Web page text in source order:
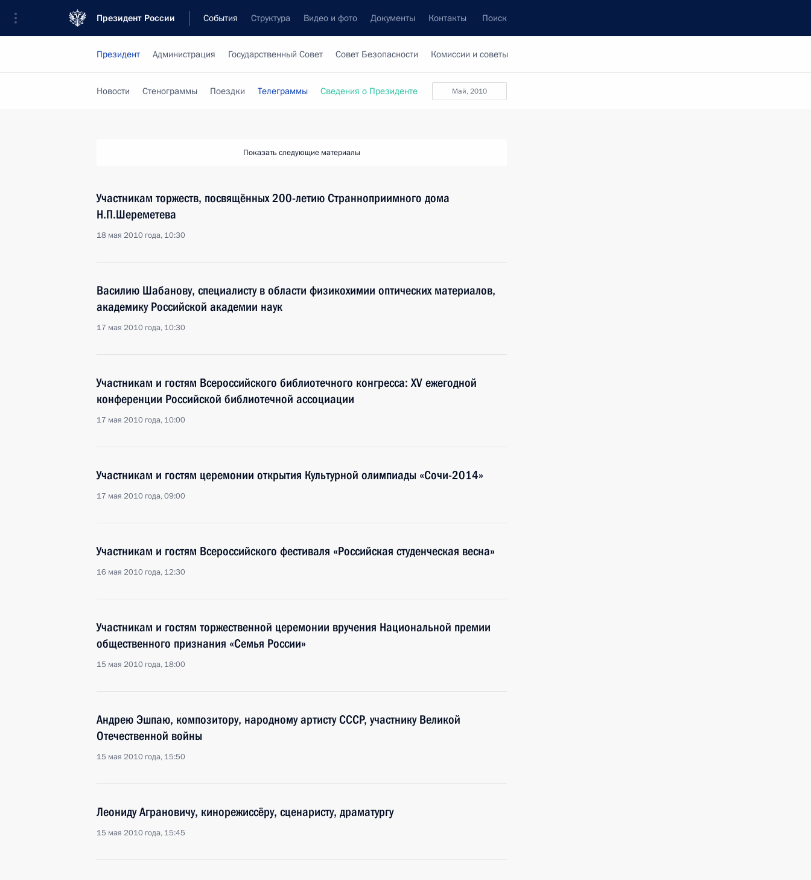
Президент России События Структура Видео и фото Документы Контакты Поиск
Президент Администрация Государственный Совет Совет Безопасности Комиссии и советы
Май, 2010
Новости Стенограммы Поездки Телеграммы Сведения о Президенте
Показать следующие материалы
Участникам торжеств, посвящённых 200-летию Странноприимного дома
Н.П.Шереметева
18 мая 2010 года, 10:30
Василию Шабанову, специалисту в области физикохимии оптических материалов,
академику Российской академии наук
17 мая 2010 года, 10:30
Участникам и гостям Всероссийского библиотечного конгресса: XV ежегодной
конференции Российской библиотечной ассоциации
17 мая 2010 года, 10:00
Участникам и гостям церемонии открытия Культурной олимпиады «Сочи-2014»
17 мая 2010 года, 09:00
Участникам и гостям Всероссийского фестиваля «Российская студенческая весна»
16 мая 2010 года, 12:30
Участникам и гостям торжественной церемонии вручения Национальной премии
общественного признания «Семья России»
15 мая 2010 года, 18:00
Андрею Эшпаю, композитору, народному артисту СССР, участнику Великой
Отечественной войны
15 мая 2010 года, 15:50
Леониду Аграновичу, кинорежиссёру, сценаристу, драматургу
15 мая 2010 года, 15:45